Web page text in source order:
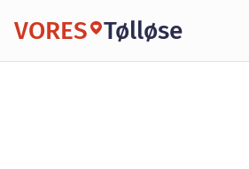
VORES Tølløse